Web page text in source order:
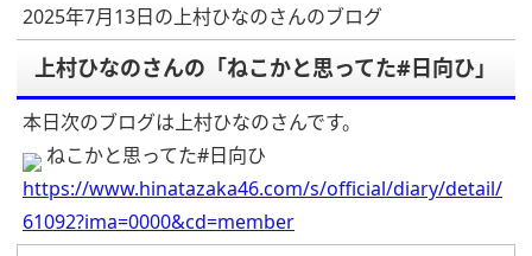
2025年7月13日の上村ひなのさんのブログ
上村ひなのさんの「ねこかと思ってた#日向ひ」
本日次のブログは上村ひなのさんです。
ねこかと思ってた#日向ひ
https://www.hinatazaka46.com/s/official/diary/detail/
61092?ima=0000&cd=member